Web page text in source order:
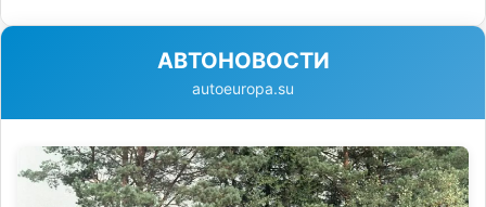
АВТОНОВОСТИ
autoeuropa.su